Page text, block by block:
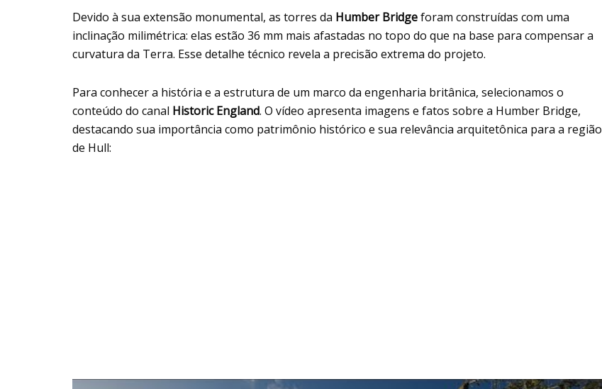
Devido à sua extensão monumental, as torres da Humber Bridgeforam construídas com uma
inclinação milimétrica: elas estão 36 mm mais afastadas no topo do que na base para compensar a
curvatura da Terra. Esse detalhe técnico revela a precisão extrema do projeto.
Para conhecer a história e a estrutura de um marco da engenharia britânica, selecionamos o
conteúdo do canal Historic England. O vídeo apresenta imagens e fatos sobre a Humber Bridge,
destacando sua importância como patrimônio histórico e sua relevância arquitetônica para a região
de Hull: